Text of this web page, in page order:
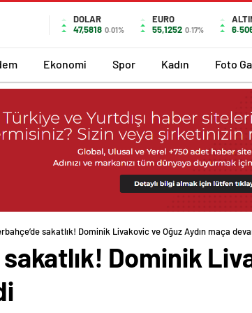
DOLAR
47,5818 0.01%
EURO
55,1252 0.17%
Ekonomi Spor Kadın Foto
sakatlık! Dominik Livakovic ve Oğuz Aydın maça
Dominik